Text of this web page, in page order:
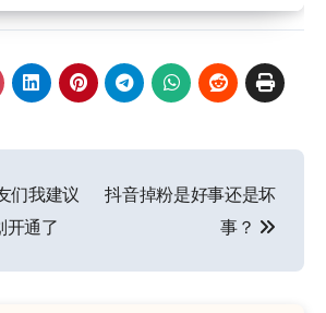
们我建议
开通了
抖音掉粉是好事还是坏
事？